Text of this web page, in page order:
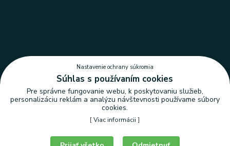
Nastavenie ochrany súkromia
Nastavenie ochrany súkromia
Súhlas s používaním cookies
Pre správne fungovanie webu, k poskytovaniu služieb,
personalizáciu reklám a analýzu návštevnosti používame súbory
cookies.
[Viac informácii ]